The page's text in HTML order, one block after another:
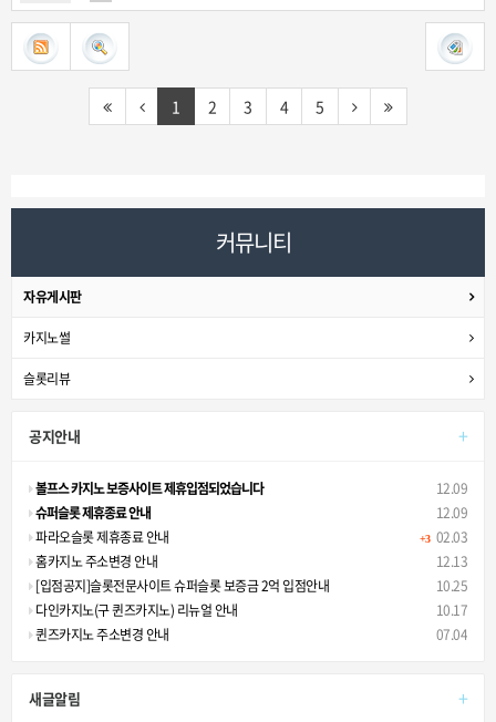
1 2 3 4 5
커뮤니티
자유게시판
카지노썰
슬롯리뷰
+
공지안내
12.09
볼프스 카지노 보증사이트 제휴입점되었습니다
12.09
슈퍼슬롯 제휴종료 안내
+3 02.03
파라오슬롯 제휴종료 안내
12.13
홈카지노 주소변경 안내
10.25
[입점공지]슬롯전문사이트 슈퍼슬롯 보증금 2억 입점안내
10.17
다인카지노(구 퀸즈카지노) 리뉴얼 안내
07.04
퀸즈카지노 주소변경 안내
+
새글알림